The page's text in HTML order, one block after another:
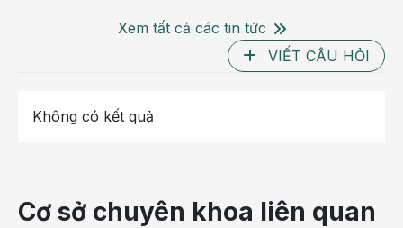
Thông qua các trò chơi sáng tạo, lắp ghép, nấu ăn,
Xem tất cả các tin tức
VIẾT CÂU HỎI
Không có kết quả
Cơ sở chuyên khoa liên quan